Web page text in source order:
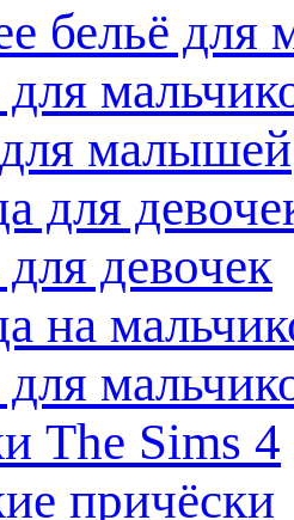
бельё для
малышей
для
девочек
на
The Sims 4
причёски